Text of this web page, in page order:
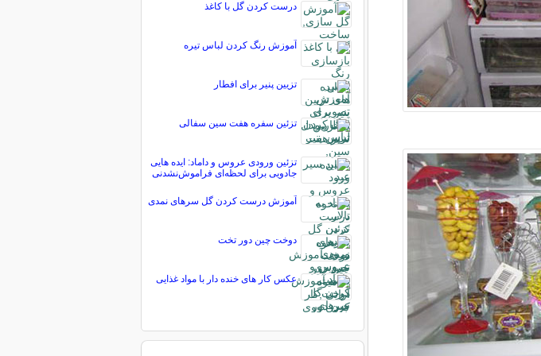
درست کردن گل با کاغذ
آموزش رنگ کردن لباس تیره
تزیین پنیر برای افطار
تزئین سفره هفت سین سفالی
تزئین ورودی عروس و داماد: ایده هایی
جادویی برای لحظه‌ای فراموش‌نشدنی
آموزش درست کردن گل سرهای نمدی
دوخت چین دور تخت
عکس کار های خنده دار با مواد غذایی